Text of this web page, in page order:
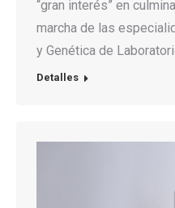
“gran interés” en
marcha de las
y Genética de
Detalles